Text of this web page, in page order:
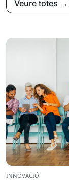
Veure totes →
INNOVACIÓ